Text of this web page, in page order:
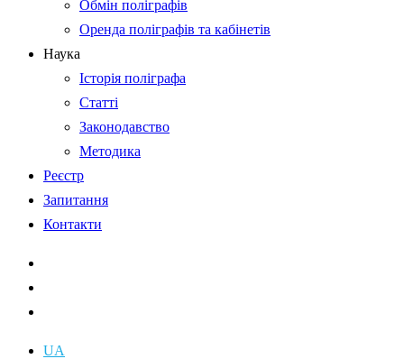
Обмін поліграфів
Оренда поліграфів та кабінетів
Наука
Історія поліграфа
Статті
Законодавство
Методика
Реєстр
Запитання
Контакти
UA